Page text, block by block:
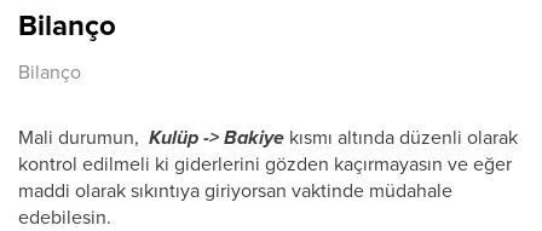
Bilanço
Bilanço
Mali durumun, Kulüp -> Bakiye kısmı altında düzenli olarak
kontrol edilmeli ki giderlerini gözden kaçırmayasın ve eğer
maddi olarak sıkıntıya giriyorsan vaktinde müdahale
edebilesin.